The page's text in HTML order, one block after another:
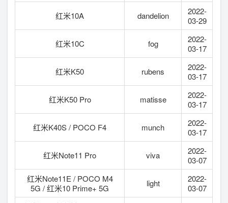
红米10A dandelion
2022-
03-29
红米10C fog
2022-
03-17
红米K50 rubens
2022-
03-17
红米K50 Pro matisse
2022-
03-17
红米K40S / POCO F4 munch
2022-
03-17
红米Note11 Pro viva
2022-
03-07
红米Note11E / POCO M4
5G / 红米10 Prime+ 5G
light
2022-
03-07